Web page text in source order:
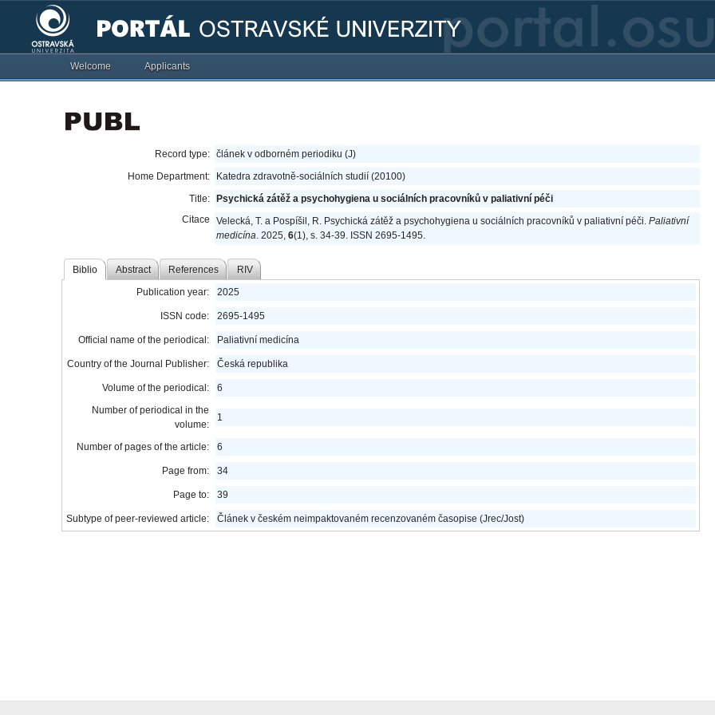
Welcome Applicants
Record type: článek v odborném periodiku (J)
Home Department:
Katedra zdravotně-sociálních studií (20100)
Title:
Psychická zátěž a psychohygiena u sociálních pracovníků v paliativní péči
Citace
Velecká, T. a Pospíšil, R. Psychická zátěž a psychohygiena u sociálních pracovníků v paliativní péči.Paliativní
medicína. 2025,6(1), s. 34-39. ISSN 2695-1495.
Biblio Abstract References RIV
Publication year: 2025
ISSN code: 2695-1495
Official name of the periodical: Paliativní medicína
Country of the Journal Publisher: Česká republika
Volume of the periodical:
6
Number of periodical in the
volume:
1
Number of pages of the article: 6
Page from: 34
Page to: 39
Subtype of peer-reviewed article: Článek v českém neimpaktovaném recenzovaném časopise (Jrec/Jost)